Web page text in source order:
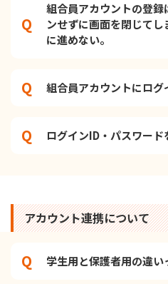
組合員アカウントの登録
ンせずに画面を閉じて
に進めない。
組合員アカウントにログ
ログインID・パスワー
アカウント連携について
学生用と保護者用の違い